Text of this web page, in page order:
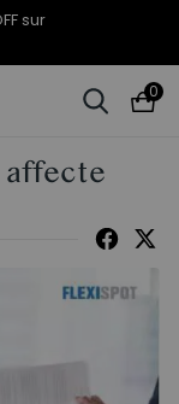
0
affecte